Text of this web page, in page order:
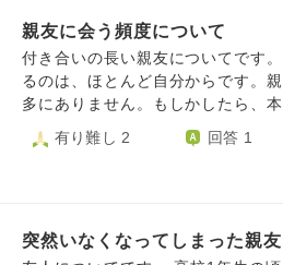
寺の帰りに 嫌な事が起きると、気
いので時折悲しくなります。 体調
ればちゃんと話を聞いてくれるの
す。実母・夫・義母など、身近に
なので、家族に悩みを打ち明けた
す相手ということもあり、ついつ
に笑っていてほしい、楽しい話題
強いようで、ネガティブなことは
嫌だということを聞いてしまうと
いです。 2人は私にだけその話をするので、私以外はそのこ
とを知らないため 私が祝福しない
みたいなのも嫌ですが お祝いの気
親友に会う頻度について
付き合いの長い親友についてです
るのは、ほとんど自分からです。
多にありません。もしかしたら、
るんじゃないかとネガティブな考
でも、その親友は、台風の時など
るということなのでしょうか？ま
有り難し 2 回答 1
突然いなくなってしまった親友